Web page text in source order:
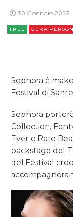
DATI
PREVISIONI/
NORMATIVE
CASE HISTORY
OPINIONI
30 Gennaio 2023
FREE CURA
Sephora è
Festival di
Sephora
Collection,
Ever e Rare
backstage del
del Festival